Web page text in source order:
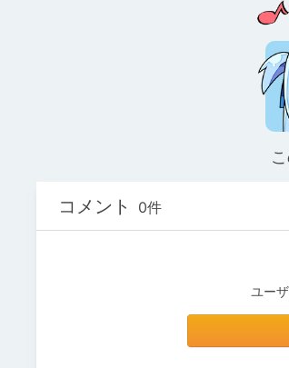
コメント 0件
ユー